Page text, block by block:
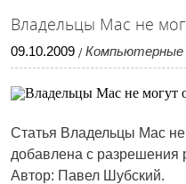
Владельцы Mac не
09.10.2009 / Компьютерные
Статья Владельцы Mac не
добавлена с разрешения
Автор: Павел Шубский.